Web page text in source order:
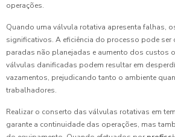
operações.
Quando uma válvula rotativa apresenta falhas,
significativos. A eficiência do processo pode ser
paradas não planejadas e aumento dos custos
válvulas danificadas podem resultar em
vazamentos, prejudicando tanto o ambiente
trabalhadores.
Realizar o conserto das válvulas rotativas em
garante a continuidade das operações, mas